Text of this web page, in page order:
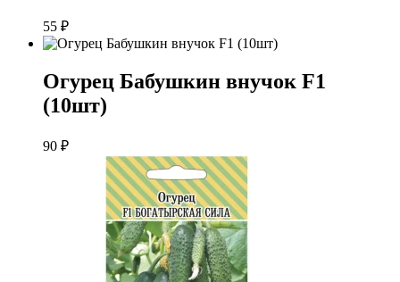
55 ₽
Огурец Бабушкин внучок F1
(10шт)
90 ₽